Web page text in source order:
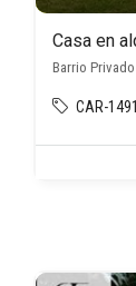
Barrio
CAR-